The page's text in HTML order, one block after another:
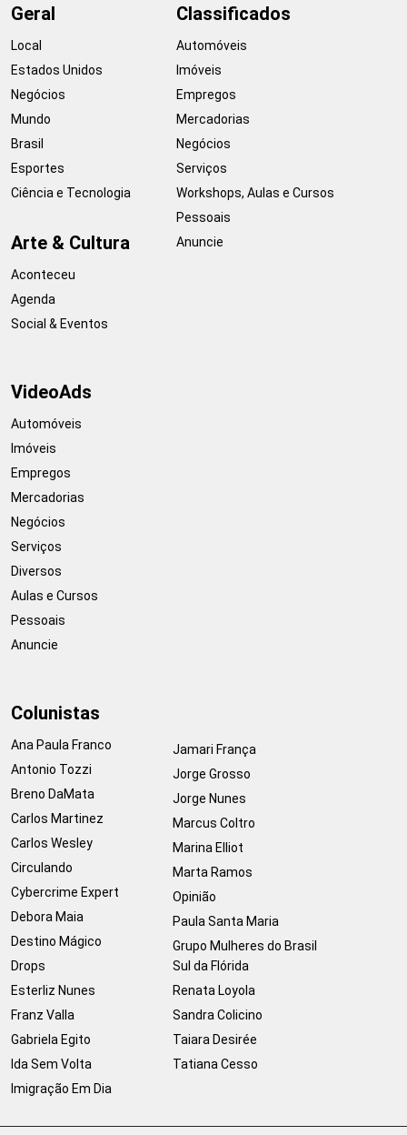
Geral
Local
Estados Unidos
Negócios
Mundo
Brasil
Esportes
Ciência e Tecnologia
Arte & Cultura
Aconteceu
Agenda
Social & Eventos
Classificados
Automóveis
Imóveis
Empregos
Mercadorias
Negócios
Serviços
Workshops, Aulas e Cursos
Pessoais
Anuncie
VideoAds
Automóveis
Imóveis
Empregos
Mercadorias
Negócios
Serviços
Diversos
Aulas e Cursos
Pessoais
Anuncie
Colunistas
Ana Paula Franco
Antonio Tozzi
Breno DaMata
Carlos Martinez
Carlos Wesley
Circulando
Cybercrime Expert
Debora Maia
Destino Mágico
Drops
Esterliz Nunes
Franz Valla
Gabriela Egito
Ida Sem Volta
Imigração Em Dia
Jamari França
Jorge Grosso
Jorge Nunes
Marcus Coltro
Marina Elliot
Marta Ramos
Opinião
Paula Santa Maria
Grupo Mulheres do Brasil
Sul da Flórida
Renata Loyola
Sandra Colicino
Taiara Desirée
Tatiana Cesso